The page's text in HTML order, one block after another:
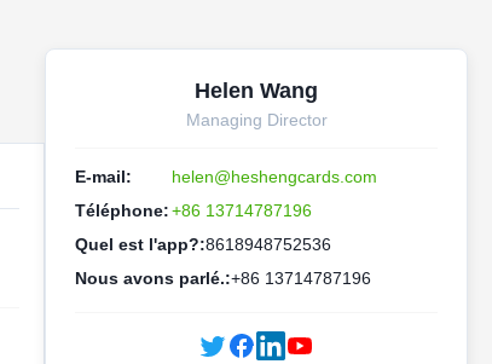
Helen Wang
Managing Director
E-mail:
helen@heshengcards.com
Téléphone:+86 13714787196
Quel est l'app?:8618948752536
Nous avons parlé.:+86 13714787196